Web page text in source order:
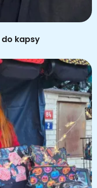
do kapsy